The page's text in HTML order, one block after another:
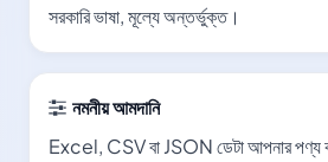
সরকারি ভাষা, মূল্যে অন্তর্ভুক্ত।
নমনীয় আমদানি
Excel, CSV বা JSON ডেটা আপনার পণ্য